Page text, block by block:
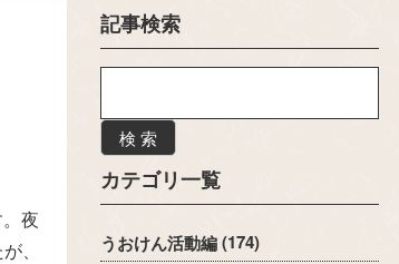
夜
、
記事検索
検 索
カテゴリ一覧
うおけん活動編(174)